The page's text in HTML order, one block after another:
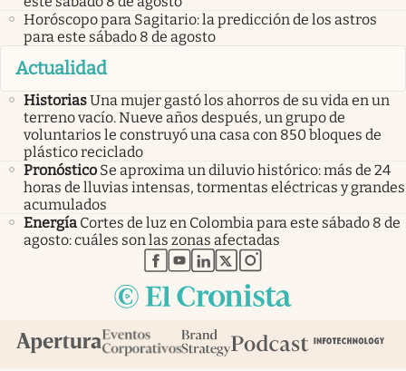
Horóscopo para Sagitario: la predicción de los astros
para este sábado 8 de agosto
Actualidad
HistoriasUna mujer gastó los ahorros de su vida en un
terreno vacío. Nueve años después, un grupo de
voluntarios le construyó una casa con 850 bloques de
plástico reciclado
Pronóstico Se aproxima un diluvio histórico: más de 24
horas de lluvias intensas, tormentas eléctricas y grandes
acumulados
Energía Cortes de luz en Colombia para este sábado 8 de
agosto: cuáles son las zonas afectadas
abre en nueva pestaña
abre en nueva pestaña
abre en nueva pestaña
abre en nueva pestaña
abre en nueva pestaña